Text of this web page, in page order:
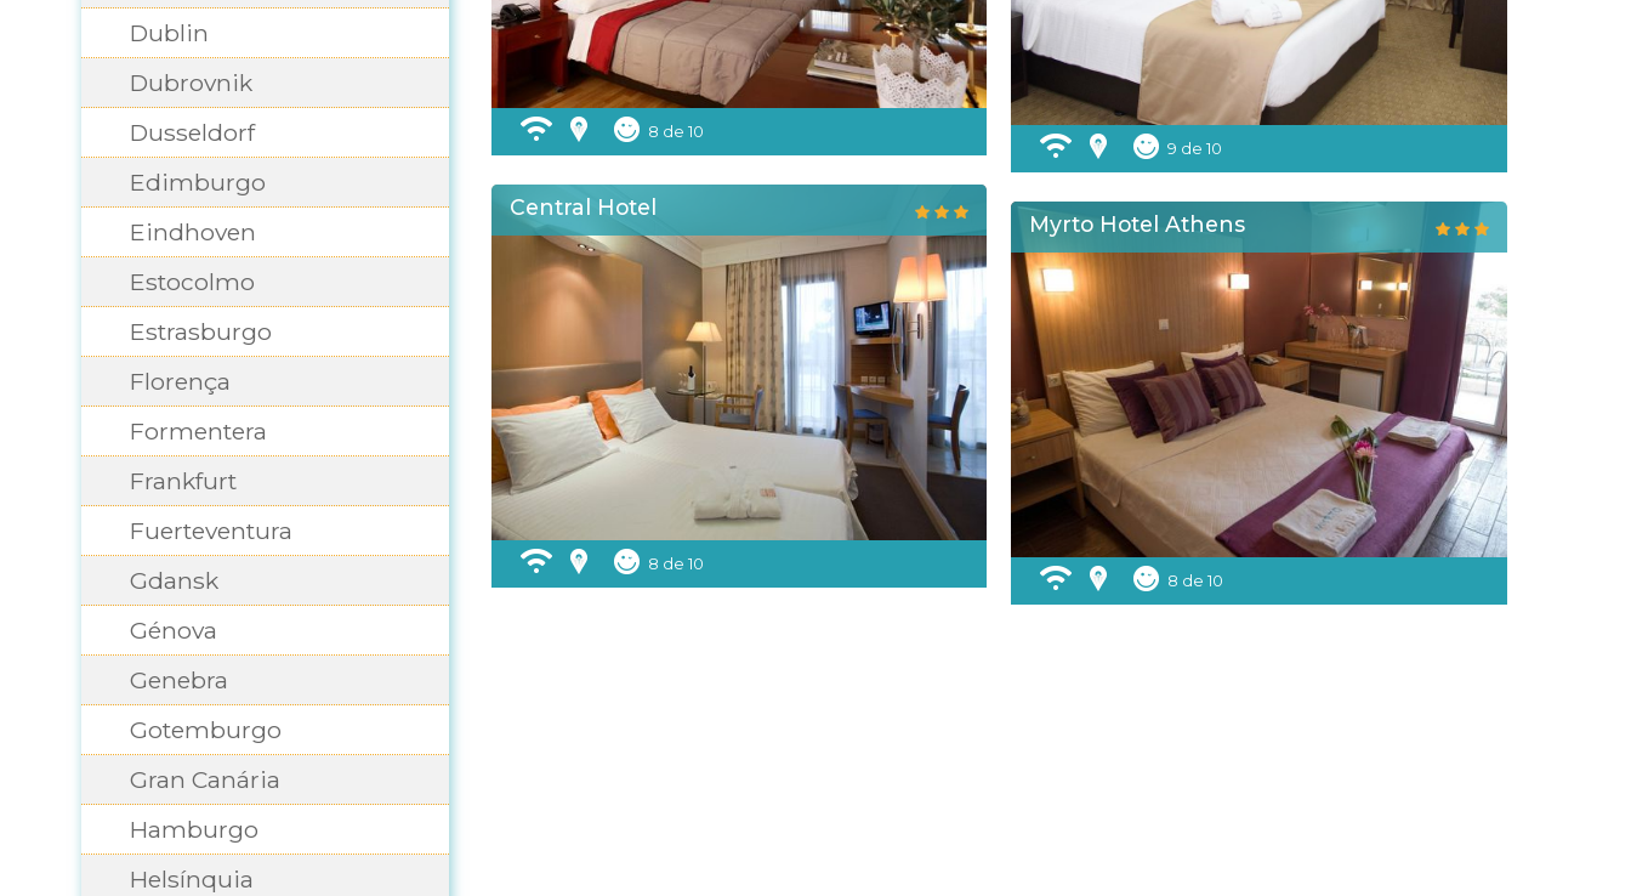
Dublin
Dubrovnik
Dusseldorf
Edimburgo
Eindhoven
Estocolmo
Estrasburgo
Florença
Formentera
Frankfurt
Fuerteventura
Gdansk
Génova
Genebra
Gotemburgo
Gran Canária
Hamburgo
Helsínquia
8 de 10
9 de 10
Central Hotel
8 de 10
Myrto Hotel Athens
8 de 10